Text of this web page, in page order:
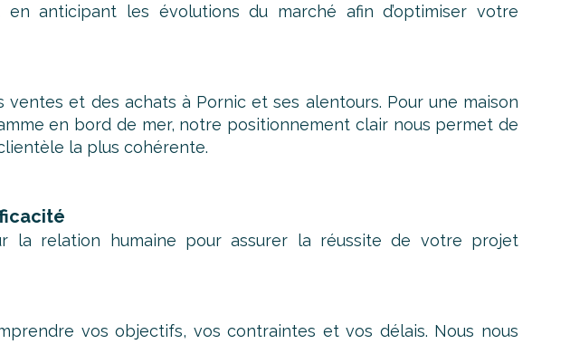
anticipant les évolutions du marché afin d’optimiser votre
et des achats à Pornic et ses alentours. Pour une maison
en bord de mer, notre positionnement clair nous permet de
la plus cohérente.
la relation humaine pour assurer la réussite de votre projet
vos objectifs, vos contraintes et vos délais. Nous nous